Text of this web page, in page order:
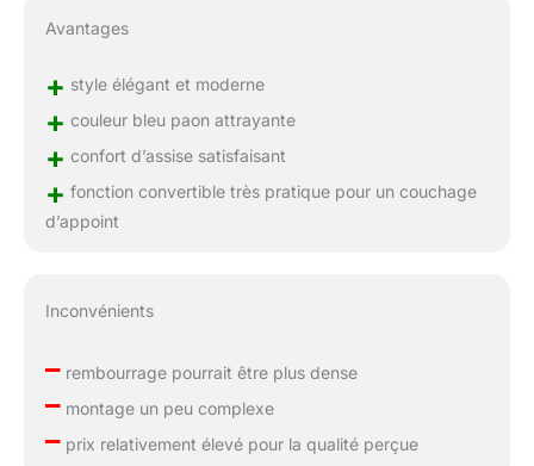
Avantages
+ style élégant et moderne
+ couleur bleu paon attrayante
+ confort d’assise satisfaisant
+ fonction convertible très pratique pour un couchage
d’appoint
Inconvénients
–rembourrage pourrait être plus dense
–montage un peu complexe
–prix relativement élevé pour la qualité perçue